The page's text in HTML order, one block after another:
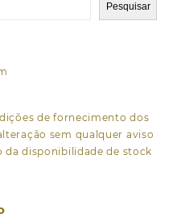
Pesquisar
de fornecimento dos
sem qualquer aviso
disponibilidade de stock